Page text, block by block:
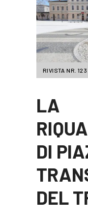
RIVISTA NR. 123
LA
DI
DEL